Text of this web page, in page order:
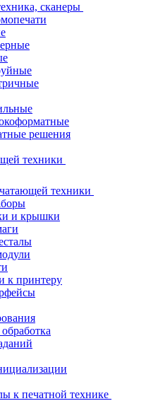
сканеры
решения
техники
техники
и крышки
к принтеру
к печатной технике